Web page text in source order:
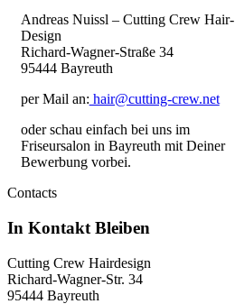
Andreas Nuissl – Cutting Crew Hair-
Design
Richard-Wagner-Straße 34
95444 Bayreuth
per Mail an: hair@cutting-crew.net
oder schau einfach bei uns im
Friseursalon in Bayreuth mit Deiner
Bewerbung vorbei.
Contacts
In Kontakt Bleiben
Cutting Crew Hairdesign
Richard-Wagner-Str. 34
95444 Bayreuth